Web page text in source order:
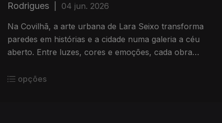
Rodrigues
04 jun. 2026
Na Covilhã, a arte urbana de Lara Seixo transforma
paredes em histórias e a cidade numa galeria a céu
aberto. Entre luzes, cores e emoções, cada obra
opções